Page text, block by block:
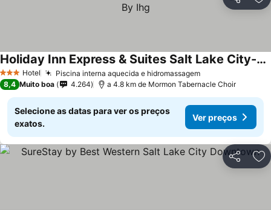
Partilhar
3 EstrelasHotel Piscina interna aquecida e hidromassagem
Holiday Inn Express & Suites Salt Lake City-airport East By Ihg
8,4 Muito boa 4.264 a 4.8 km de Mormon Tabernacle Choir
Selecione as datas para ver os preços
exatos.
Ver preços
Partilhar